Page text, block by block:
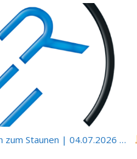
zum Staunen | 04.07.2026 |